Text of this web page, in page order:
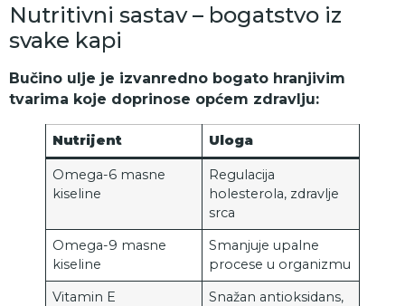
Nutritivni sastav – bogatstvo iz
svake kapi
Bučino ulje je izvanredno bogato hranjivim
tvarima koje doprinose općem zdravlju:
Nutrijent Uloga
Omega-6 masne
kiseline
Regulacija
holesterola, zdravlje
srca
Omega-9 masne
kiseline
Smanjuje upalne
procese u organizmu
Vitamin E
Snažan antioksidans,